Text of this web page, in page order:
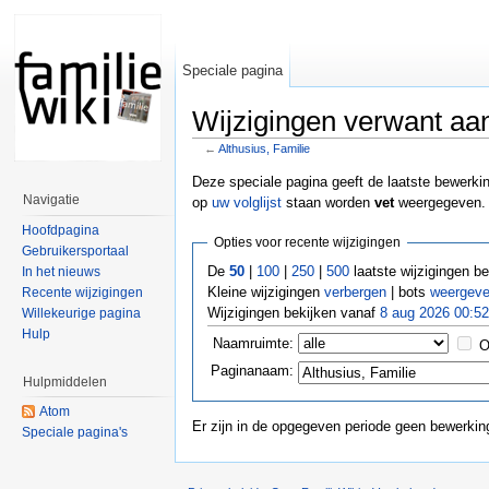
Wijzigingen verwant
← Althusius, Familie
Deze speciale pagina geeft de laatste
op uw volglijst staan worden vetweergegeven.
Opties voor recente wijzigingen
De 50| 100| 250| 500laatste wijzigingen
Kleine wijzigingen verbergen| bots
Wijzigingen bekijken vanaf 8 aug 2026 00:52
Naamruimte:
Paginanaam:
Er zijn in de opgegeven periode geen
Speciale pagina
Navigatie
Hoofdpagina
Gebruikersportaal
In het nieuws
Recente wijzigingen
Willekeurige pagina
Hulp
Hulpmiddelen
Atom
Speciale pagina's